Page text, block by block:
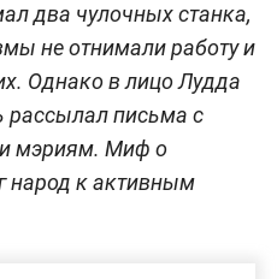
два чулочных станка,
не отнимали работу и
Однако в лицо Лудда
рассылал письма с
и мэриям. Миф о
народ к активным